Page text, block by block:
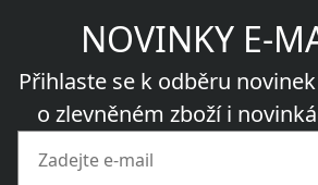
NOVINKY E-
Přihlaste se k odběru
o zlevněném zboží i